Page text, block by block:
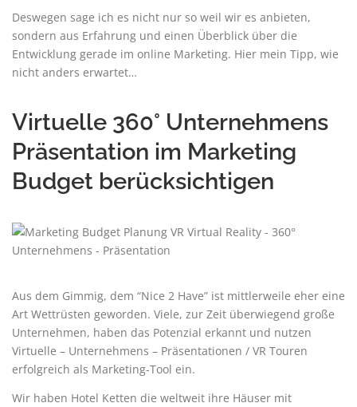
Deswegen sage ich es nicht nur so weil wir es anbieten,
sondern aus Erfahrung und einen Überblick über die
Entwicklung gerade im online Marketing. Hier mein Tipp, wie
nicht anders erwartet…
Virtuelle 360° Unternehmens
Präsentation im Marketing
Budget berücksichtigen
Aus dem Gimmig, dem “Nice 2 Have” ist mittlerweile eher eine
Art Wettrüsten geworden. Viele, zur Zeit überwiegend große
Unternehmen, haben das Potenzial erkannt und nutzen
Virtuelle – Unternehmens – Präsentationen / VR Touren
erfolgreich als Marketing-Tool ein.
Wir haben Hotel Ketten die weltweit ihre Häuser mit